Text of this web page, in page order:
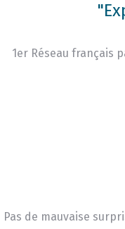
1er Réseau français
Pas de mauvaise